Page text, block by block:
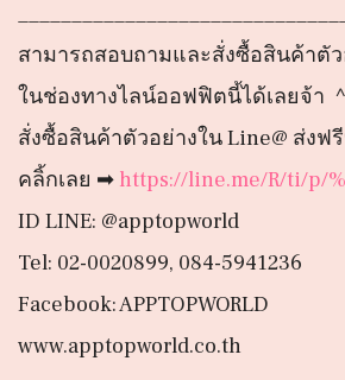
สามารถสอบถามและสั่งซื้อสินค้าตัว
ในช่องทางไลน์ออฟฟิตนี้ได้เลยจ้า
สั่งซื้อสินค้าตัวอย่างใน Line@ ส่งฟ
คลิ้กเลย ➡ https://line.me/R/ti/p/
ID LINE: @apptopworld
Tel: 02-0020899, 084-5941236
Facebook: APPTOPWORLD
www.apptopworld.co.th